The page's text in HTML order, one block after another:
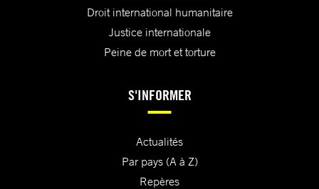
Droit international humanitaire
Justice internationale
Peine de mort et torture
S'INFORMER
Actualités
Par pays (A à Z)
Repères